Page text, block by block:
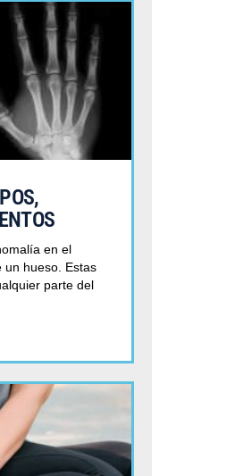
en el
un hueso. Estas
parte del